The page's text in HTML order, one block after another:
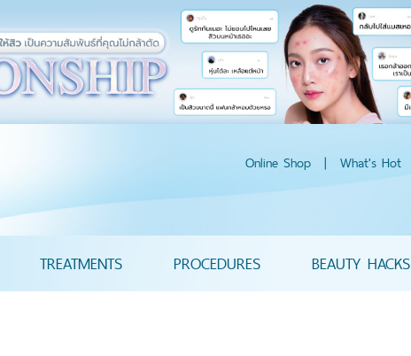
Online Shop | What's Hot
TREATMENTS PROCEDURES BEAUTY HACKS